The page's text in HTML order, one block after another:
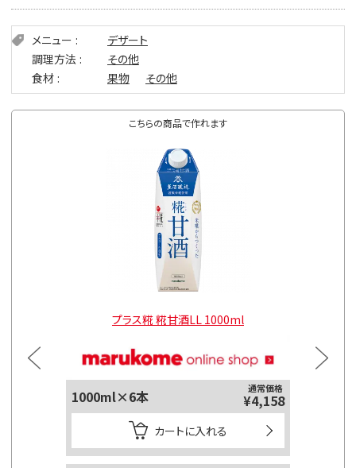
メニュー
デザート
調理方法
その他
食材
果物 その他
こちらの商品で作れます
プラス糀 糀甘酒LL 1000ml
1000ml×6本 通常価格
¥4,158
カートに入れる